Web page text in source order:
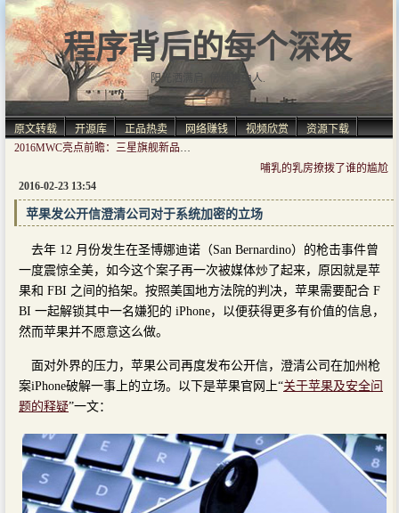
程序背后的每个深夜
阳光洒满肩, 仿佛自由人.
原文转载 开源库 正品热卖 网络赚钱 视频欣赏
资源下载
2016MWC亮点前瞻：三星旗舰新品待发 中国厂商扎堆
哺乳的乳房撩拨了谁的尴尬
2016-02-23 13:54
苹果发公开信澄清公司对于系统加密的立场
去年 12 月份发生在圣博娜迪诺（San Bernardino）的枪击事件曾
一度震惊全美，如今这个案子再一次被媒体炒了起来，原因就是苹
果和 FBI 之间的掐架。按照美国地方法院的判决，苹果需要配合 F
BI 一起解锁其中一名嫌犯的 iPhone，以便获得更多有价值的信息，
然而苹果并不愿意这么做。
面对外界的压力，苹果公司再度发布公开信，澄清公司在加州枪
案iPhone破解一事上的立场。以下是苹果官网上“关于苹果及安全问
题的释疑”一文：